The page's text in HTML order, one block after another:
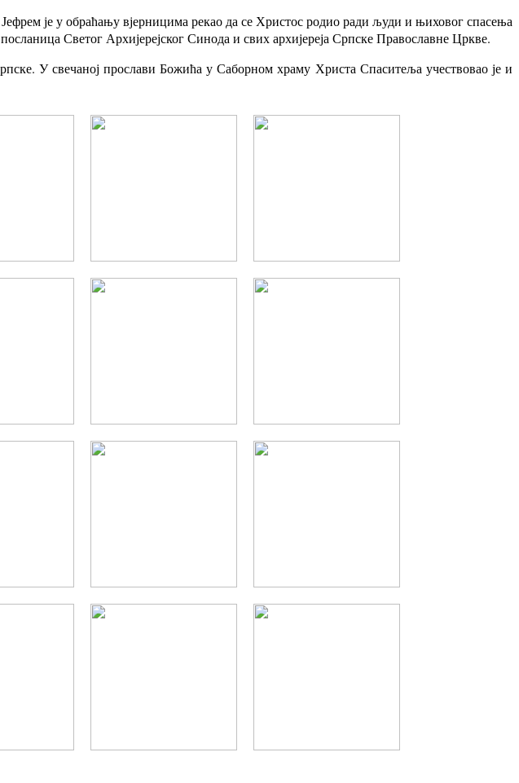
је у обраћању вјерницима рекао да се Христос родио ради људи и њиховог спасења
Светог Архијерејског Синода и свих архијереја Српске Православне Цркве.
У свечаној прослави Божића у Саборном храму Христа Спаситеља учествовао је и